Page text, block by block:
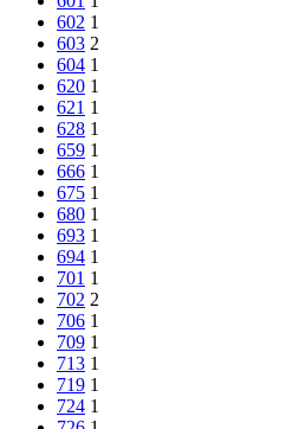
602 1
603 2
604 1
620 1
621 1
628 1
659 1
666 1
675 1
680 1
693 1
694 1
701 1
702 2
706 1
709 1
713 1
719 1
724 1